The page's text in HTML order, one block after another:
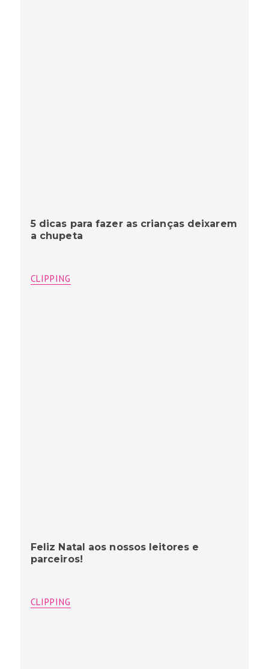
5 dicas para fazer as crianças deixarem
a chupeta
CLIPPING
Feliz Natal aos nossos leitores e
parceiros!
CLIPPING